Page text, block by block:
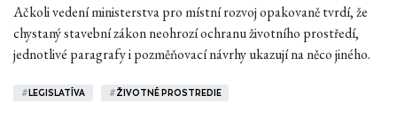
Ačkoli vedení ministerstva pro místní rozvoj opakovaně tvrdí, že
chystaný stavební zákon neohrozí ochranu životního prostředí,
jednotlivé paragrafy i pozměňovací návrhy ukazují na něco jiného.
# LEGISLATÍVA #ŽIVOTNÉ PROSTREDIE